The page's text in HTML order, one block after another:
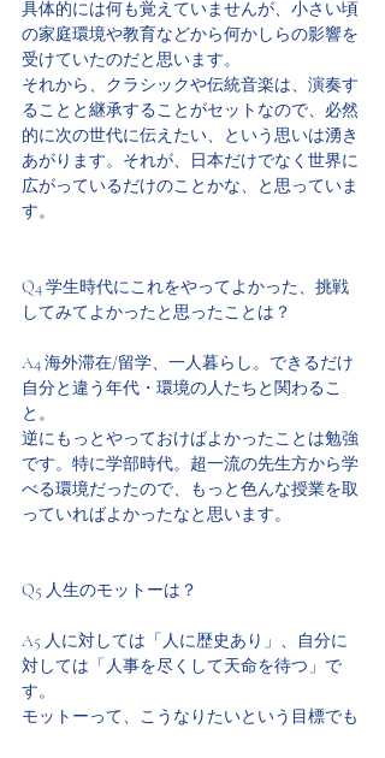
具体的には何も覚えていませんが、小さい頃
の家庭環境や教育などから何かしらの影響を
受けていたのだと思います。
それから、クラシックや伝統音楽は、演奏す
ることと継承することがセットなので、必然
的に次の世代に伝えたい、という思いは湧き
あがります。それが、日本だけでなく世界に
広がっているだけのことかな、と思っていま
す。
Q4 学生時代にこれをやってよかった、挑戦
してみてよかったと思ったことは？
A4 海外滞在/留学、一人暮らし。できるだけ
自分と違う年代・環境の人たちと関わるこ
と。
逆にもっとやっておけばよかったことは勉強
です。特に学部時代。超一流の先生方から学
べる環境だったので、もっと色んな授業を取
っていればよかったなと思います。
Q5 人生のモットーは？
A5 人に対しては「人に歴史あり」、自分に
対しては「人事を尽くして天命を待つ」で
す。
モットーって、こうなりたいという目標でも